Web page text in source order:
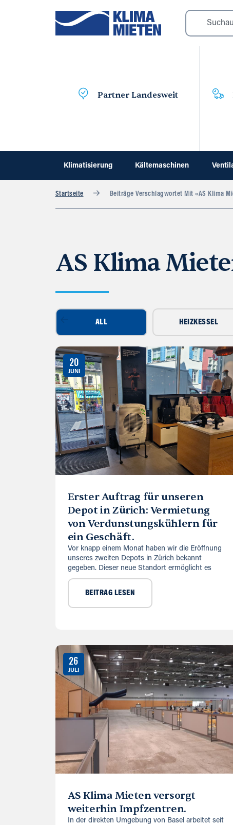
Partner Landesweit
Klimatisierung Kältemaschinen
Startseite Beiträge Verschlagwortet Mit «AS Klima
AS Klima
ALL HEIZKESSEL
20
JUNI
Erster Auftrag für unseren
Depot in Zürich: Vermietung
von Verdunstungskühlern für
ein Geschäft.
Vor knapp einem Monat haben wir die Eröffnung
unseres zweiten Depots in Zürich bekannt
gegeben. Dieser neue Standort ermöglicht es
BEITRAG LESEN
26
JULI
AS Klima Mieten versorgt
weiterhin Impfzentren.
In der direkten Umgebung von Basel arbeitet seit